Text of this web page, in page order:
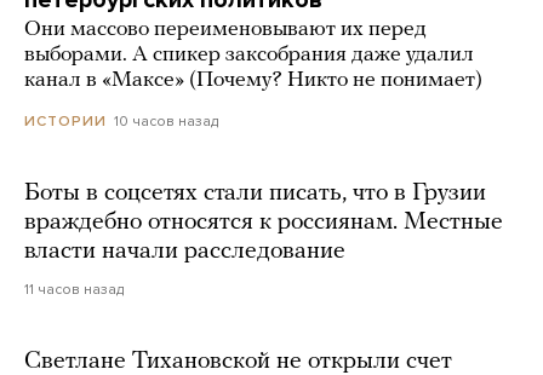
Они массово переименовывают их перед
выборами. А спикер заксобрания даже удалил
канал в «Максе» (Почему? Никто не понимает)
ИСТОРИИ 10 часов назад
Боты в соцсетях стали писать, что в Грузии
враждебно относятся к россиянам. Местные
власти начали расследование
11 часов назад
Светлане Тихановской не открыли счет